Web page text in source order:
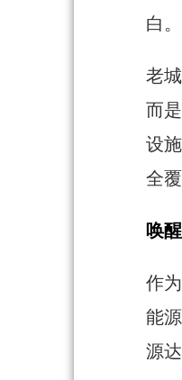
白。
老
而
设
全覆
唤
作
能
源